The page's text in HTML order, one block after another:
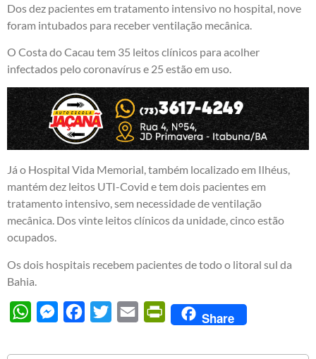
Dos dez pacientes em tratamento intensivo no hospital, nove
foram intubados para receber ventilação mecânica.
O Costa do Cacau tem 35 leitos clínicos para acolher
infectados pelo coronavírus e 25 estão em uso.
Já o Hospital Vida Memorial, também localizado em Ilhéus,
mantém dez leitos UTI-Covid e tem dois pacientes em
tratamento intensivo, sem necessidade de ventilação
mecânica. Dos vinte leitos clínicos da unidade, cinco estão
ocupados.
Os dois hospitais recebem pacientes de todo o litoral sul da
Bahia.
WhatsAppMessengerFacebook
Twitter Email PrintFriendly
Share